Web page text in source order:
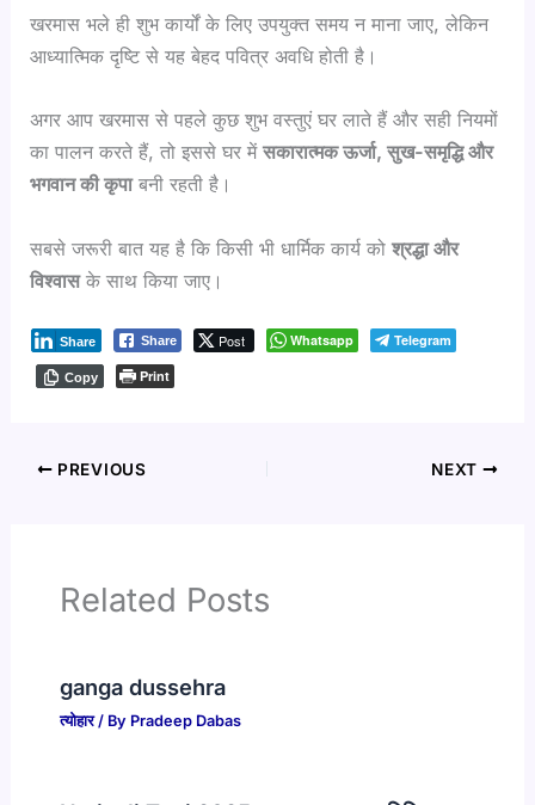
खरमास भले ही शुभ कार्यों के लिए उपयुक्त समय न माना जाए, लेकिन
आध्यात्मिक दृष्टि से यह बेहद पवित्र अवधि होती है।
अगर आप खरमास से पहले कुछ शुभ वस्तुएं घर लाते हैं और सही नियमों
का पालन करते हैं, तो इससे घर मेंसकारात्मक ऊर्जा, सुख-समृद्धि और
भगवान की कृपाबनी रहती है।
सबसे जरूरी बात यह है कि किसी भी धार्मिक कार्य कोश्रद्धा और
विश्वासके साथ किया जाए।
Share Post
Share Whatsapp Telegram
Copy Print
PREVIOUS NEXT
Related Posts
ganga dussehra
त्योहार/ By Pradeep Dabas